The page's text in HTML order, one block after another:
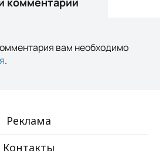
вам необходимо
.
Реклама
Контакты